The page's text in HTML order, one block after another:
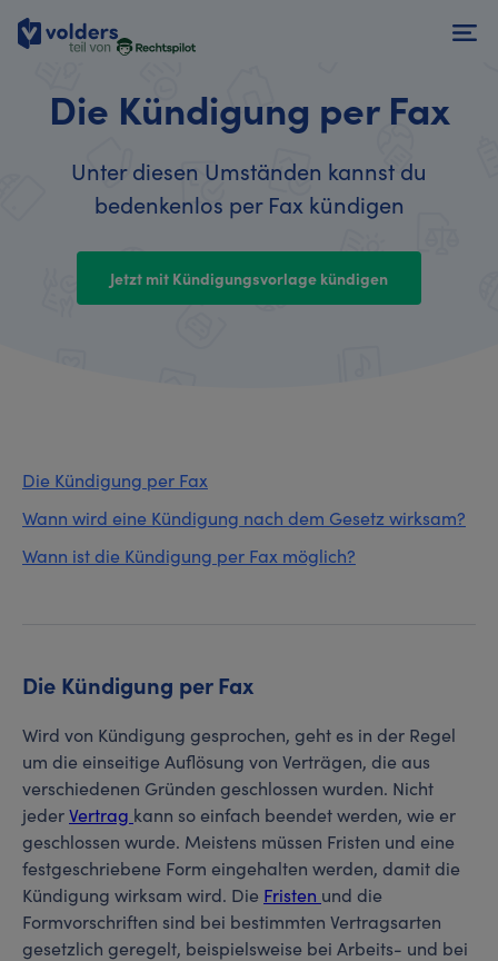
Die Kündigung per Fax
Unter diesen Umständen kannst du
bedenkenlos per Fax kündigen
Jetzt mit Kündigungsvorlage kündigen
Die Kündigung per Fax
Wann wird eine Kündigung nach dem Gesetz wirksam?
Wann ist die Kündigung per Fax möglich?
Die Kündigung per Fax
Wird von Kündigung gesprochen, geht es in der Regel
um die einseitige Auflösung von Verträgen, die aus
verschiedenen Gründen geschlossen wurden. Nicht
jederVertrag kann so einfach beendet werden, wie er
geschlossen wurde. Meistens müssen Fristen und eine
festgeschriebene Form eingehalten werden, damit die
Kündigung wirksam wird. Die Fristen und die
Formvorschriften sind bei bestimmten Vertragsarten
gesetzlich geregelt, beispielsweise bei Arbeits- und bei